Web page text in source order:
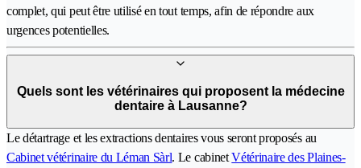
complet, qui peut être utilisé en tout temps, afin de répondre aux
urgences potentielles.
Quels sont les vétérinaires qui proposent la médecine
dentaire à Lausanne?
Le détartrage et les extractions dentaires vous seront proposés au
Cabinet vétérinaire du Léman Sàrl. Le cabinetVétérinaire des Plaines-